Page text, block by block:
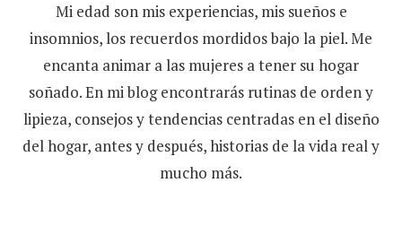
Mi edad son mis experiencias, mis sueños e
insomnios, los recuerdos mordidos bajo la piel. Me
encanta animar a las mujeres a tener su hogar
soñado. En mi blog encontrarás rutinas de orden y
lipieza, consejos y tendencias centradas en el diseño
del hogar, antes y después, historias de la vida real y
mucho más.